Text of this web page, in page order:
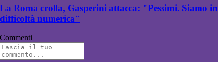
La Roma crolla, Gasperini attacca: "Pessimi. Siamo in
difficoltà numerica"
Commenti